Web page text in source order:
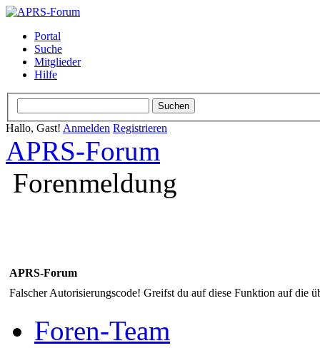
Portal
Suche
Mitglieder
Hilfe
Hallo, Gast! Anmelden Registrieren
APRS-Forum
Forenmeldung
APRS-Forum
Falscher Autorisierungscode! Greifst du auf diese Funktion auf die
Foren-Team